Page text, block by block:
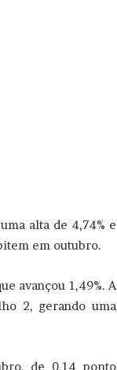
alta de 4,74% e
em outubro.
avançou 1,49%. A
2, gerando uma
de 0,14 ponto